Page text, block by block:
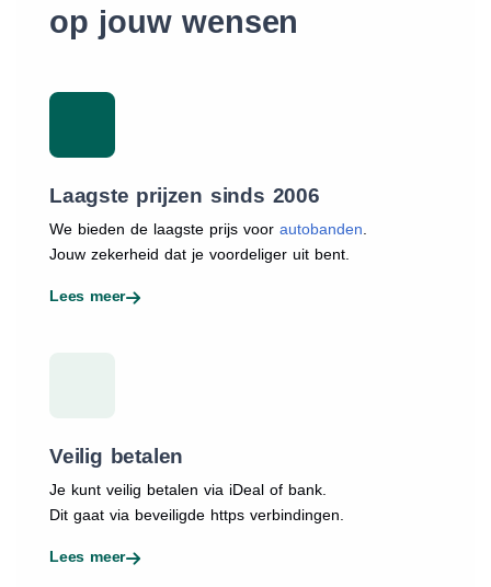
op jouw wensen
Laagste prijzen sinds 2006
We bieden de laagste prijs voor autobanden
Jouw zekerheid dat je voordeliger uit bent.
Lees meer
Veilig betalen
Je kunt veilig betalen via iDeal of bank.
Dit gaat via beveiligde https verbindingen.
Lees meer